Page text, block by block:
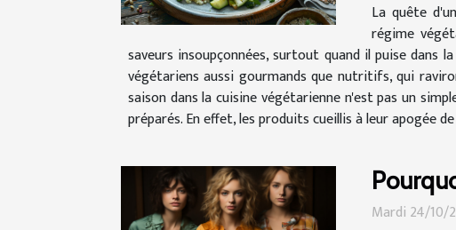
La quête
régime
saveurs insoupçonnées, surtout quand il puise
végétariens aussi gourmands que nutritifs, qui
saison dans la cuisine végétarienne n'est pas un
préparés. En effet, les produits cueillis à leur apogée
Mardi 24/10/